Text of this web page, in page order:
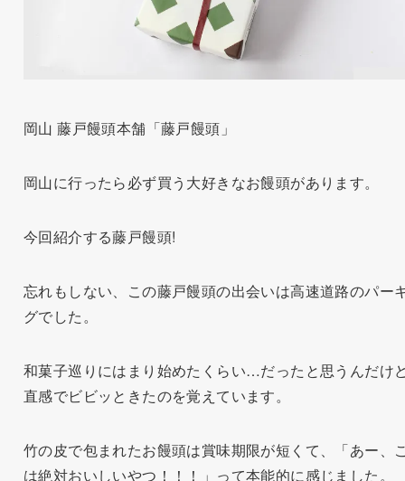
岡山 藤戸饅頭本舗「藤戸饅頭」
岡山に行ったら必ず買う大好きなお饅頭があります。
今回紹介する藤戸饅頭!
忘れもしない、この藤戸饅頭の出会いは高速道路のパー
グでした。
和菓子巡りにはまり始めたくらい…だったと思うんだけ
直感でビビッときたのを覚えています。
竹の皮で包まれたお饅頭は賞味期限が短くて、「あー、
は絶対おいしいやつ！！！」って本能的に感じました。